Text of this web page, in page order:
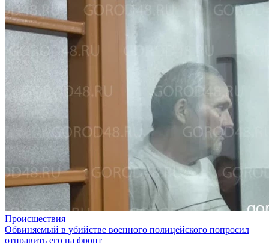
Происшествия
Обвиняемый в убийстве военного полицейского попросил
отправить его на фронт